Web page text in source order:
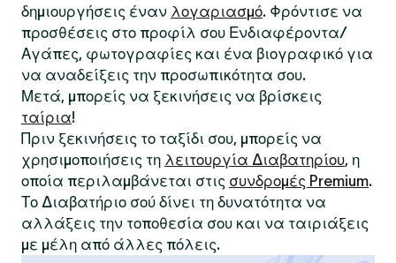
δημιουργήσεις έναν λογαριασμό. Φρόντισε να
προσθέσεις στο προφίλ σου Ενδιαφέροντα/
Αγάπες, φωτογραφίες και ένα βιογραφικό για
να αναδείξεις την προσωπικότητα σου.
Μετά, μπορείς να ξεκινήσεις να βρίσκεις
ταίρια!
Πριν ξεκινήσεις το ταξίδι σου, μπορείς να
χρησιμοποιήσεις τη λειτουργία Διαβατηρίου, η
οποία περιλαμβάνεται στις συνδρομές Premium.
Το Διαβατήριο σού δίνει τη δυνατότητα να
αλλάξεις την τοποθεσία σου και να ταιριάξεις
με μέλη από άλλες πόλεις.